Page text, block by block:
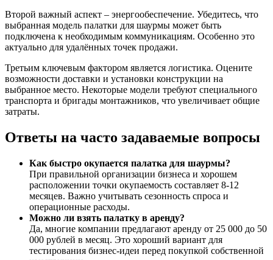
Второй важный аспект – энергообеспечение. Убедитесь, что
выбранная модель палатки для шаурмы может быть
подключена к необходимым коммуникациям. Особенно это
актуально для удалённых точек продажи.
Третьим ключевым фактором является логистика. Оцените
возможности доставки и установки конструкции на
выбранное место. Некоторые модели требуют специального
транспорта и бригады монтажников, что увеличивает общие
затраты.
Ответы на часто задаваемые вопросы
Как быстро окупается палатка для шаурмы?
При правильной организации бизнеса и хорошем
расположении точки окупаемость составляет 8-12
месяцев. Важно учитывать сезонность спроса и
операционные расходы.
Можно ли взять палатку в аренду?
Да, многие компании предлагают аренду от 25 000 до 50
000 рублей в месяц. Это хороший вариант для
тестирования бизнес-идеи перед покупкой собственной